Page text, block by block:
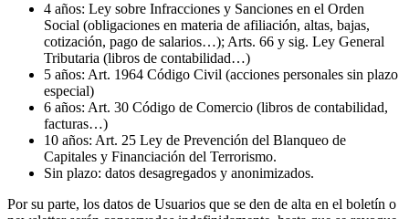
4 años: Ley sobre Infracciones y Sanciones en el Orden
Social (obligaciones en materia de afiliación, altas, bajas,
cotización, pago de salarios…); Arts. 66 y sig. Ley General
Tributaria (libros de contabilidad…)
5 años: Art. 1964 Código Civil (acciones personales sin plazo
especial)
6 años: Art. 30 Código de Comercio (libros de contabilidad,
facturas…)
10 años: Art. 25 Ley de Prevención del Blanqueo de
Capitales y Financiación del Terrorismo.
Sin plazo: datos desagregados y anonimizados.
Por su parte, los datos de Usuarios que se den de alta en el boletín o